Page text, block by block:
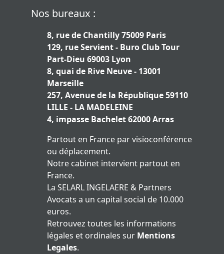
Nos bureaux :
8, rue de Chantilly 75009 Paris
129, rue Servient - Buro Club Tour
Part-Dieu 69003 Lyon
8, quai de Rive Neuve - 13001
Marseille
257, Avenue de la République 59110
LILLE - LA MADELEINE
4, impasse Bachelet 62000 Arras
Partout en France par visioconférence
ou déplacement.
Notre cabinet intervient partout en
France.
La SELARL INGELAERE & Partners
Avocats a un capital social de 10.000
euros.
Retrouvez toutes les informations
légales et ordinales sur Mentions
Legales.